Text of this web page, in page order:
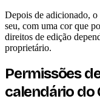
Depois de adicionado,
seu, com uma cor que
direitos de edição
proprietário.
Permissões
calendário do